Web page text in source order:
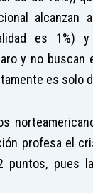
alcanzan
es 1%)
y no buscan
es solo
profesa el
puntos, pues